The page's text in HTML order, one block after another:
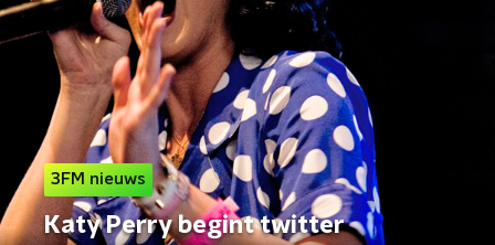
3FM nieuws
Katy Perry begint twitter